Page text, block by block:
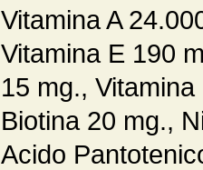
Vitamina A
Vitamina E 190
15 mg.,
Biotina 20 mg.,
Acido